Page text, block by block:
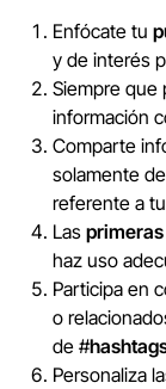
Enfócate tu
y de interés
Siempre que
información
Comparte
solamente
referente a
Las
haz uso
Participa en
o
de #
Personaliza